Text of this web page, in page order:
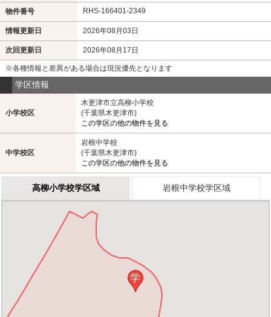
物件番号 RHS-166401-2349
情報更新日 2026年08月03日
次回更新日 2026年08月17日
※各種情報と差異がある場合は現況優先となります
学区情報
小学校区
木更津市立高柳小学校
(千葉県木更津市)
この学区の他の物件を見る
中学校区
岩根中学校
(千葉県木更津市)
この学区の他の物件を見る
高柳小学校学区域 岩根中学校学区域
学